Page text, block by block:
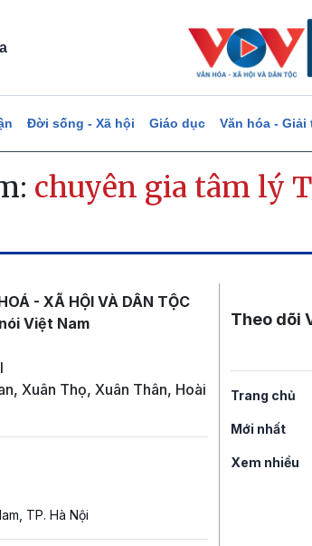
Đời sống - Xã hội Giáo dục Văn hóa - Giải
chuyên gia tâm lý
- XÃ HỘI VÀ DÂN TỘC
Việt Nam
Xuân Thọ, Xuân Thân, Hoài
TP. Hà Nội
Theo dõi
Trang chủ
Mới nhất
Xem nhiều